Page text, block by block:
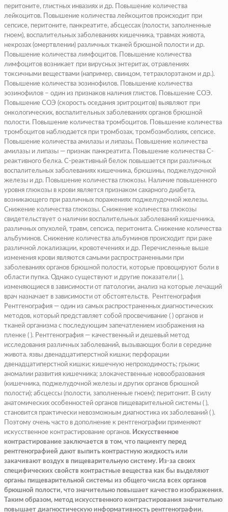
перитоните, глистных инвазиях и др.
Повышение количества
лейкоцитов. Повышение количества лейкоцитов происходит при
сепсисе, перитоните, панкреатите, абсцессах (полости, заполненные
гноем), воспалительных заболеваниях кишечника, травмах живота,
некрозах (омертвлении) различных тканей брюшной полости и др.
Повышение количества лимфоцитов.
Повышение количества
лимфоцитов возникает при вирусных энтеритах, отравлениях
токсичными веществами (например, свинцом, тетрахлорэтаном и др.).
Повышение количества эозинофилов.
Повышение количества
эозинофилов – один из признаков наличия глистов.
Повышение СОЭ.
Повышение СОЭ (скорость оседания эритроцитов) выявляют при
онкологических, воспалительных заболеваниях органов брюшной
полости.
Повышение количества тромбоцитов.
Повышение количества
тромбоцитов наблюдается при тромбозах, тромбоэмболиях, сепсисе.
Повышение количества амилазы и липазы.
Повышение количества
амилазы и липазы — признак панкреатита.
Повышение количества С-
реактивного белка. С-реактивный белок повышается при различных
воспалительных заболеваниях кишечника, брюшины, поджелудочной
железы и др.
Повышение количества глюкозы. Наличие повышенного
уровня глюкозы в крови является признаком сахарного диабета,
возникающего при различных поражениях поджелудочной железы.
Снижение количества глюкозы. Снижение количества глюкозы
свидетельствует о наличии воспалительных заболеваний кишечника,
различных опухолей, травм, сепсиса, перитонита. Снижение количества
альбуминов. Снижение количества альбуминов происходит при раке
различной локализации, кровотечениях и др. Перечисленные выше
изменения крови являются самыми распространенными при
заболеваниях органов брюшной полости, которые провоцируют боли в
области пупка. Однако существуют и другие показатели ( ),
изменяющиеся в зависимости от патологии, анализ на которые лечащий
врач назначает в зависимости от обстоятельств. Рентгенография
Рентгенография — один из самых распространенных диагностических
методов, который представляет собой просвечивание ( ) органов и
тканей организма с последующим запечатлением изображения на
пленке ( ). Рентгенография — качественный и дешевый метод
исследования различных заболеваний, вызывающих боли в середине
живота. язвы двенадцатиперстной кишки; перфорации
двенадцатиперстной кишки; кишечную непроходимость; грыжи;
аномалии развития кишечника; злокачественные новообразования
(кишечника, поджелудочной железы и других органов брюшной
полости); абсцессы (полости, заполненные гноем); перитонит. В силу
анатомических особенностей органов пищеварительной системы ( ),
становится практически невозможным диагностика их заболеваний ( ).
Поэтому очень часто в дополнение к рентгенографии применяют
искусственное контрастирование органов. Искусственное
контрастирование заключается в том, что пациенту перед
рентгенографией дают выпить контрастную жидкость или
закачивают воздух в пищеварительную систему. Из-за своих
специфических свойств контрастные вещества как бы выделяют
органы пищеварительной системы из общего числа всех органов
брюшной полости, что значительно повышает качество изображения.
Таким образом, метод искусственного контрастирования значительно
повышает диагностическую информативность рентгенографии.